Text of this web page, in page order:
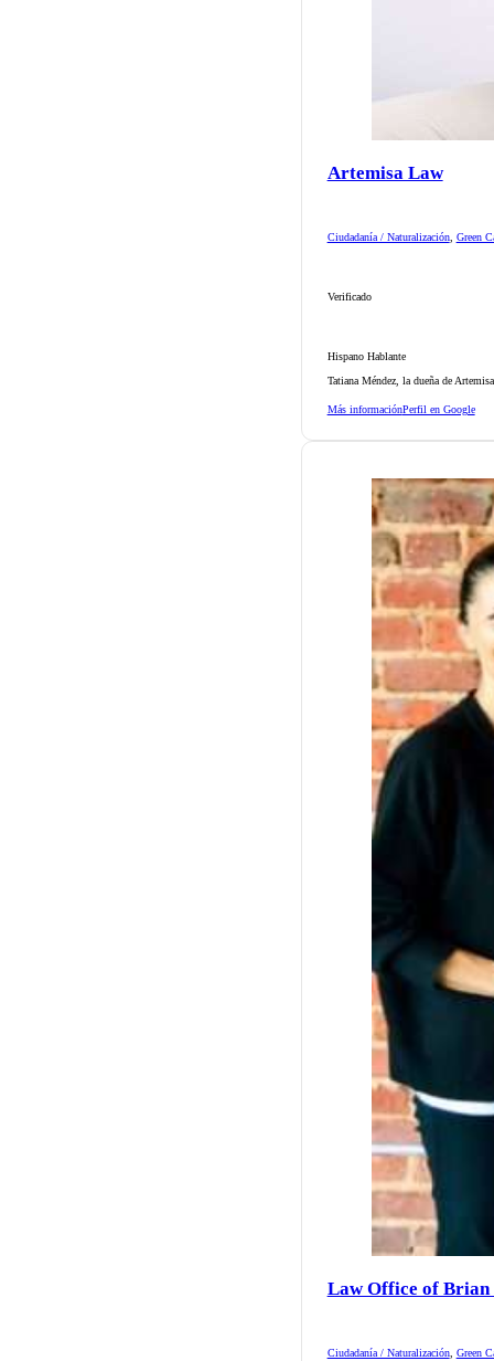
Artemisa Law
Ciudadanía / Naturalización, Green
Verificado
Hispano Hablante
Tatiana Méndez, la dueña de
Más informaciónPerfil en Google
Law Office of Brian
Ciudadanía / Naturalización, Green